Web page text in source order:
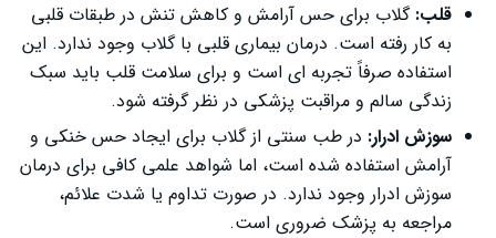
قلب: گلاب برای حس آرامش و کاهش تنش در طبقات قلبی
به‌ کار رفته است. درمان بیماری قلبی با گلاب وجود ندارد. این
استفاده صرفاً تجربه‌ ای است و برای سلامت قلب باید سبک
زندگی سالم و مراقبت پزشکی در نظر گرفته شود.
سوزش ادرار: در طب سنتی از گلاب برای ایجاد حس خنکی و
آرامش استفاده شده است، اما شواهد علمی کافی برای درمان
سوزش ادرار وجود ندارد. در صورت تداوم یا شدت علائم،
مراجعه به پزشک ضروری است.